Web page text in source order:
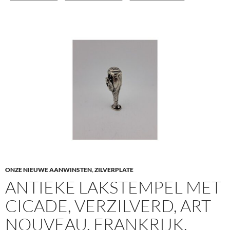
ONZE NIEUWE AANWINSTEN,ZILVERPLATE
ANTIEKE LAKSTEMPEL MET
CICADE, VERZILVERD, ART
NOUVEAU, FRANKRIJK,